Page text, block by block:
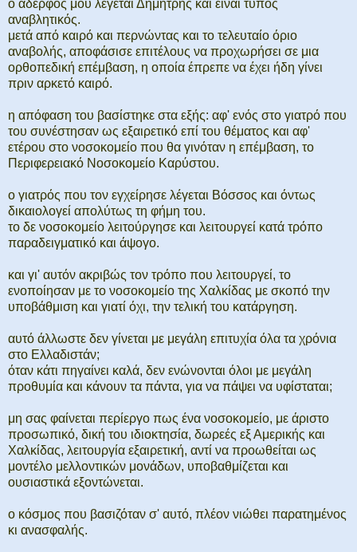
ο αδερφός μου λέγεται Δημήτρης και είναι τύπος
αναβλητικός.
μετά από καιρό και περνώντας και το τελευταίο όριο
αναβολής, αποφάσισε επιτέλους να προχωρήσει σε μια
ορθοπεδική επέμβαση, η οποία έπρεπε να έχει ήδη γίνει
πριν αρκετό καιρό.
η απόφαση του βασίστηκε στα εξής: αφ' ενός στο γιατρό που
του συνέστησαν ως εξαιρετικό επί του θέματος και αφ'
ετέρου στο νοσοκομείο που θα γινόταν η επέμβαση, το
Περιφερειακό Νοσοκομείο Καρύστου.
ο γιατρός που τον εγχείρησε λέγεται Βόσσος και όντως
δικαιολογεί απολύτως τη φήμη του.
το δε νοσοκομείο λειτούργησε και λειτουργεί κατά τρόπο
παραδειγματικό και άψογο.
και γι' αυτόν ακριβώς τον τρόπο που λειτουργεί, το
ενοποίησαν με το νοσοκομείο της Χαλκίδας με σκοπό την
υποβάθμιση και γιατί όχι, την τελική του κατάργηση.
αυτό άλλωστε δεν γίνεται με μεγάλη επιτυχία όλα τα χρόνια
στο Ελλαδιστάν;
όταν κάτι πηγαίνει καλά, δεν ενώνονται όλοι με μεγάλη
προθυμία και κάνουν τα πάντα, για να πάψει να υφίσταται;
μη σας φαίνεται περίεργο πως ένα νοσοκομείο, με άριστο
προσωπικό, δική του ιδιοκτησία, δωρεές εξ Αμερικής και
Χαλκίδας, λειτουργία εξαιρετική, αντί να προωθείται ως
μοντέλο μελλοντικών μονάδων, υποβαθμίζεται και
ουσιαστικά εξοντώνεται.
ο κόσμος που βασιζόταν σ' αυτό, πλέον νιώθει παρατημένος
κι ανασφαλής.